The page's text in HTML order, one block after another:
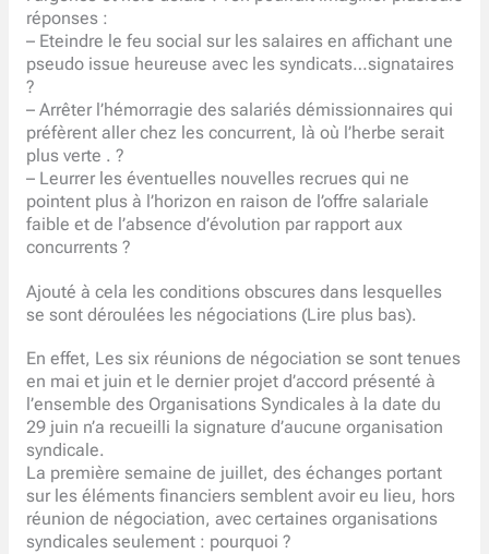
réponses :
– Eteindre le feu social sur les salaires en affichant une
pseudo issue heureuse avec les syndicats…signataires
?
– Arrêter l’hémorragie des salariés démissionnaires qui
préfèrent aller chez les concurrent, là où l’herbe serait
plus verte . ?
– Leurrer les éventuelles nouvelles recrues qui ne
pointent plus à l’horizon en raison de l’offre salariale
faible et de l’absence d’évolution par rapport aux
concurrents ?
Ajouté à cela les conditions obscures dans lesquelles
se sont déroulées les négociations (Lire plus bas).
En effet, Les six réunions de négociation se sont tenues
en mai et juin et le dernier projet d’accord présenté à
l’ensemble des Organisations Syndicales à la date du
29 juin n’a recueilli la signature d’aucune organisation
syndicale.
La première semaine de juillet, des échanges portant
sur les éléments financiers semblent avoir eu lieu, hors
réunion de négociation, avec certaines organisations
syndicales seulement : pourquoi ?